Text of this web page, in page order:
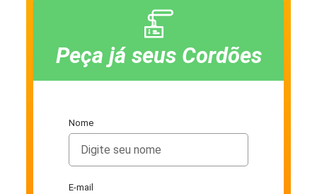
Peça já seus Cordões
Nome
E-mail